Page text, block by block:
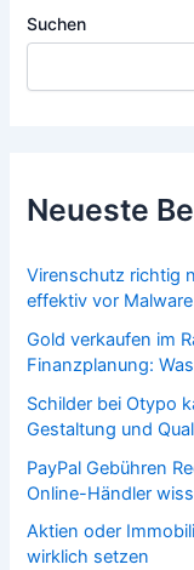
Suchen
Neueste
Virenschutz richtig
effektiv vor
Gold verkaufen im
Finanzplanung:
Schilder bei Otypo
Gestaltung und
PayPal Gebühren
Online-Händler
Aktien oder
wirklich setzen